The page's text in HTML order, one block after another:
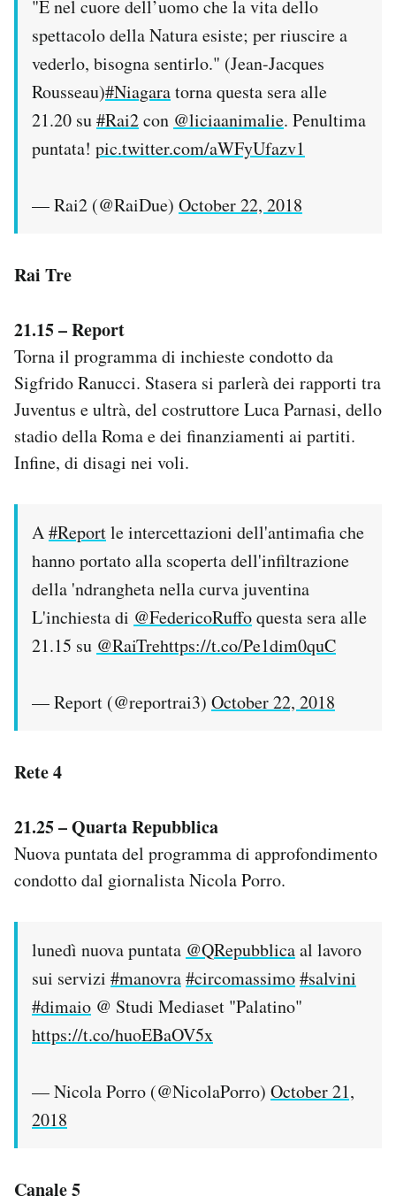
"È nel cuore dell’uomo che la vita dello
spettacolo della Natura esiste; per riuscire a
vederlo, bisogna sentirlo." (Jean-Jacques
Rousseau)#Niagaratorna questa sera alle
21.20 su#Rai2con @liciaanimalie. Penultima
puntata! pic.twitter.com/aWFyUfazv1
— Rai2 (@RaiDue) October 22, 2018
Rai Tre
21.15 – Report
Torna il programma di inchieste condotto da
Sigfrido Ranucci. Stasera si parlerà dei rapporti tra
Juventus e ultrà, del costruttore Luca Parnasi, dello
stadio della Roma e dei finanziamenti ai partiti.
Infine, di disagi nei voli.
A#Reportle intercettazioni dell'antimafia che
hanno portato alla scoperta dell'infiltrazione
della 'ndrangheta nella curva juventina
L'inchiesta di @FedericoRuffoquesta sera alle
21.15 su @RaiTrehttps://t.co/Pe1dim0quC
— Report (@reportrai3) October 22, 2018
Rete 4
21.25 – Quarta Repubblica
Nuova puntata del programma di approfondimento
condotto dal giornalista Nicola Porro.
lunedì nuova puntata @QRepubblicaal lavoro
sui servizi #manovra#circomassimo#salvini
#dimaio @ Studi Mediaset "Palatino"
https://t.co/huoEBaOV5x
— Nicola Porro (@NicolaPorro) October 21,
2018
Canale 5